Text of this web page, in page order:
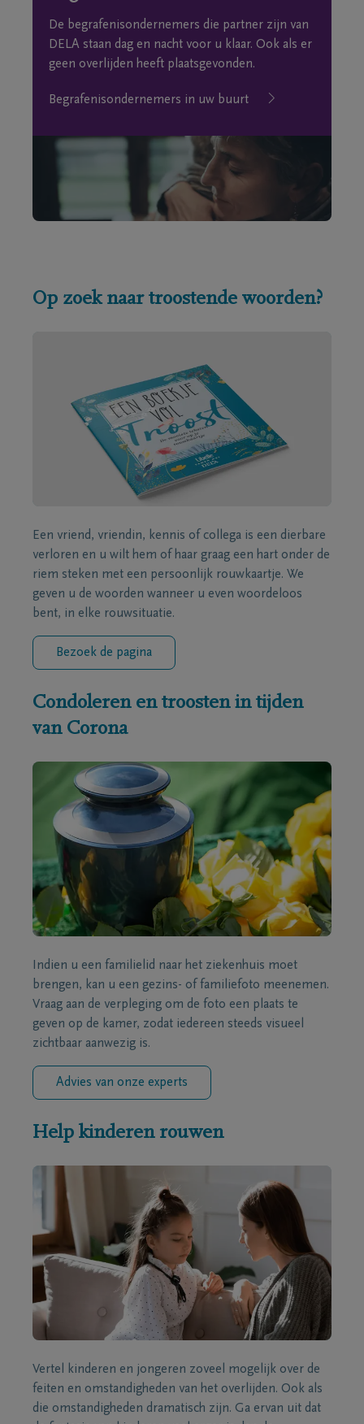
De begrafenisondernemers die partner zijn van
DELA staan dag en nacht voor u klaar. Ook als er
geen overlijden heeft plaatsgevonden.
Begrafenisondernemers in uw buurt
Op zoek naar troostende woorden?
Een vriend, vriendin, kennis of collega is een dierbare
verloren en u wilt hem of haar graag een hart onder de
riem steken met een persoonlijk rouwkaartje. We
geven u de woorden wanneer u even woordeloos
bent, in elke rouwsituatie.
Bezoek de pagina
Condoleren en troosten in tijden
van Corona
Indien u een familielid naar het ziekenhuis moet
brengen, kan u een gezins- of familiefoto meenemen.
Vraag aan de verpleging om de foto een plaats te
geven op de kamer, zodat iedereen steeds visueel
zichtbaar aanwezig is.
Advies van onze experts
Help kinderen rouwen
Vertel kinderen en jongeren zoveel mogelijk over de
feiten en omstandigheden van het overlijden. Ook als
die omstandigheden dramatisch zijn. Ga ervan uit dat